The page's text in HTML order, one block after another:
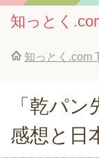
知っとく
知っとく.com
「乾パ
感想と日